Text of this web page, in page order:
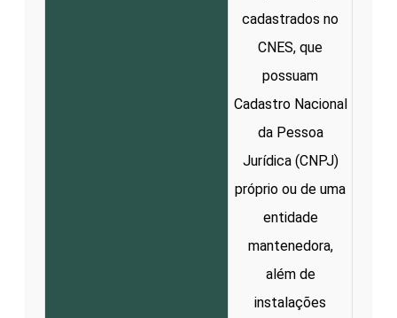
cadastrados no
CNES, que
possuam
Cadastro Nacional
da Pessoa
Jurídica (CNPJ)
próprio ou de uma
entidade
mantenedora,
além de
instalações